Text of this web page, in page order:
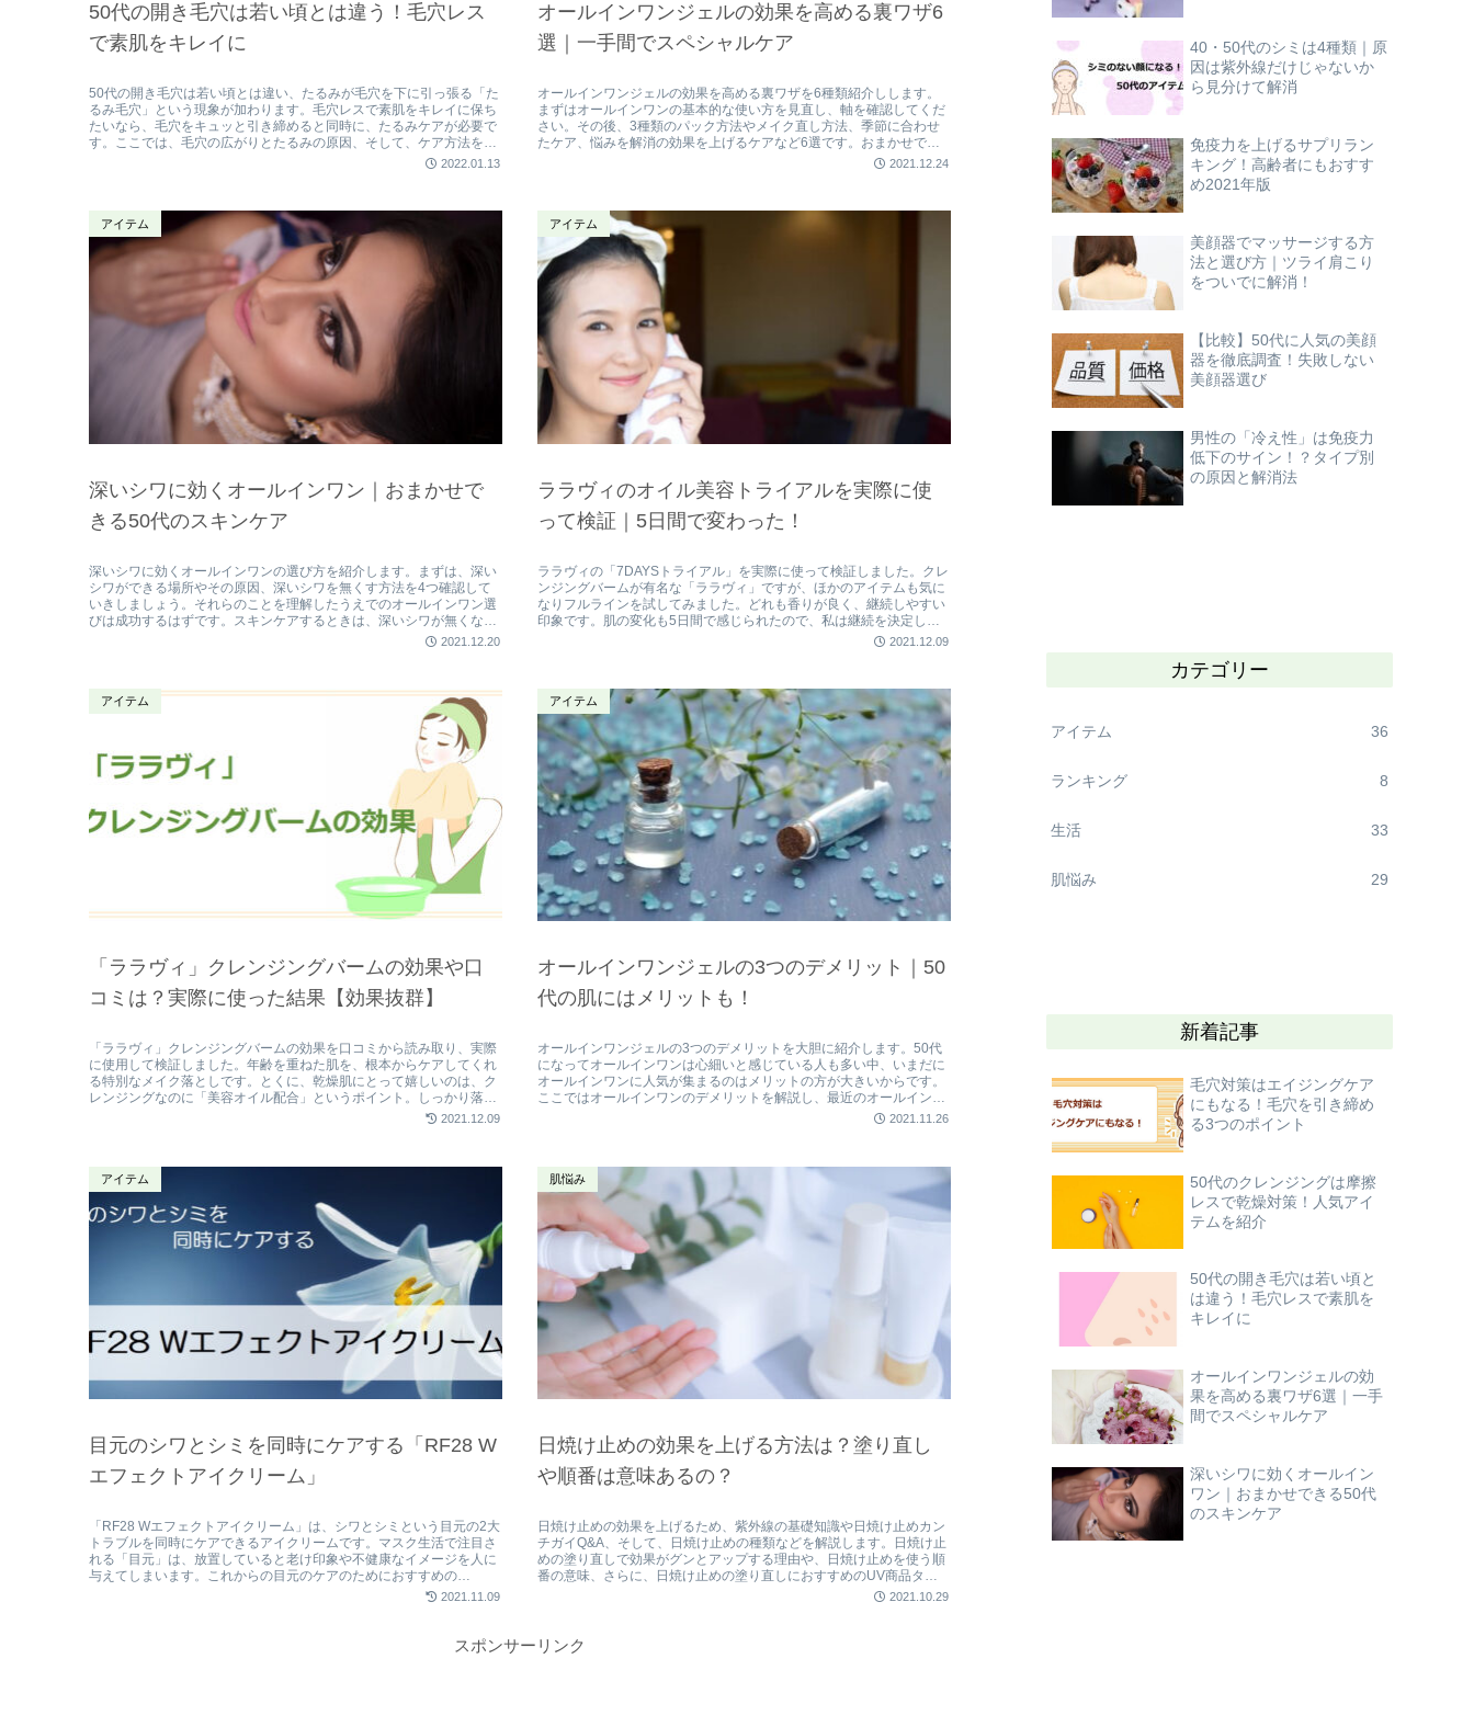
50代の開き毛穴は若い頃とは違う！毛穴レス
で素肌をキレイに
50代の開き毛穴は若い頃とは違い、たるみが毛穴を下に引っ張る「た
るみ毛穴」という現象が加わります。毛穴レスで素肌をキレイに保ち
たいなら、毛穴をキュッと引き締めると同時に、たるみケアが必要で
す。ここでは、毛穴の広がりとたるみの原因、そして、ケア方法を紹
2022.01.13
オールインワンジェルの効果を高める裏ワザ6
選｜一手間でスペシャルケア
オールインワンジェルの効果を高める裏ワザを6種類紹介しします。
まずはオールインワンの基本的な使い方を見直し、軸を確認してくだ
さい。その後、3種類のパック方法やメイク直し方法、季節に合わせ
たケア、悩みを解消の効果を上げるケアなど6選です。おまかせでき
るオールインワンですが、一手間加えるだけでスペシャルケアを体験
2021.12.24
アイテム
深いシワに効くオールインワン｜おまかせで
きる50代のスキンケア
深いシワに効くオールインワンの選び方を紹介します。まずは、深い
シワができる場所やその原因、深いシワを無くす方法を4つ確認して
いきしましょう。それらのことを理解したうえでのオールインワン選
びは成功するはずです。スキンケアするときは、深いシワが無くなっ
2021.12.20
アイテム
ララヴィのオイル美容トライアルを実際に使
って検証｜5日間で変わった！
ララヴィの「7DAYSトライアル」を実際に使って検証しました。クレ
ンジングバームが有名な「ララヴィ」ですが、ほかのアイテムも気に
なりフルラインを試してみました。どれも香りが良く、継続しやすい
印象です。肌の変化も5日間で感じられたので、私は継続を決定しま
した。ここではララヴィの「7DAYSトライアル」の内容などを紹介。
2021.12.09
アイテム
「ララヴィ」クレンジングバームの効果や口
コミは？実際に使った結果【効果抜群】
「ララヴィ」クレンジングバームの効果を口コミから読み取り、実際
に使用して検証しました。年齢を重ねた肌を、根本からケアしてくれ
る特別なメイク落としです。とくに、乾燥肌にとって嬉しいのは、ク
レンジングなのに「美容オイル配合」というポイント。しっかり落と
すのに、キチンと肌を守ってくれるスキンケアアイテムなのです。
2021.12.09
アイテム
オールインワンジェルの3つのデメリット｜50
代の肌にはメリットも！
オールインワンジェルの3つのデメリットを大胆に紹介します。50代
になってオールインワンは心細いと感じている人も多い中、いまだに
オールインワンに人気が集まるのはメリットの方が大きいからです。
ここではオールインワンのデメリットを解説し、最近のオールインワ
2021.11.26
アイテム
目元のシワとシミを同時にケアする「RF28 W
エフェクトアイクリーム」
「RF28 Wエフェクトアイクリーム」は、シワとシミという目元の2大
トラブルを同時にケアできるアイクリームです。マスク生活で注目さ
れる「目元」は、放置していると老け印象や不健康なイメージを人に
与えてしまいます。これからの目元のケアのためにおすすめの
2021.11.09
肌悩み
日焼け止めの効果を上げる方法は？塗り直し
や順番は意味あるの？
日焼け止めの効果を上げるため、紫外線の基礎知識や日焼け止めカン
チガイQ&A、そして、日焼け止めの種類などを解説します。日焼け止
めの塗り直しで効果がグンとアップする理由や、日焼け止めを使う順
番の意味、さらに、日焼け止めの塗り直しにおすすめのUV商品タイ
2021.10.29
スポンサーリンク
40・50代のシミは4種類｜原
因は紫外線だけじゃないか
ら見分けて解消
免疫力を上げるサプリラン
キング！高齢者にもおすす
め2021年版
美顔器でマッサージする方
法と選び方｜ツライ肩こり
をついでに解消！
【比較】50代に人気の美顔
器を徹底調査！失敗しない
美顔器選び
男性の「冷え性」は免疫力
低下のサイン！？タイプ別
の原因と解消法
カテゴリー
アイテム 36
ランキング 8
生活 33
肌悩み 29
新着記事
毛穴対策はエイジングケア
にもなる！毛穴を引き締め
る3つのポイント
50代のクレンジングは摩擦
レスで乾燥対策！人気アイ
テムを紹介
50代の開き毛穴は若い頃と
は違う！毛穴レスで素肌を
キレイに
オールインワンジェルの効
果を高める裏ワザ6選｜一手
間でスペシャルケア
深いシワに効くオールイン
ワン｜おまかせできる50代
のスキンケア